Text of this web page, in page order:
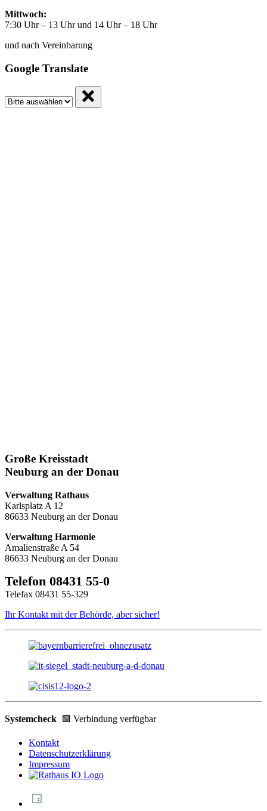
Mittwoch:
7:30 Uhr – 13 Uhr und 14 Uhr – 18 Uhr
und nach Vereinbarung
Google Translate
Große Kreisstadt
Neuburg an der Donau
Verwaltung Rathaus
Karlsplatz A 12
86633 Neuburg an der Donau
Verwaltung Harmonie
Amalienstraße A 54
86633 Neuburg an der Donau
Telefon 08431 55-0
Telefax 08431 55-329
Ihr Kontakt mit der Behörde, aber sicher!
Systemcheck 🟩 Verbindung verfügbar
Kontakt
Datenschutzerklärung
Impressum